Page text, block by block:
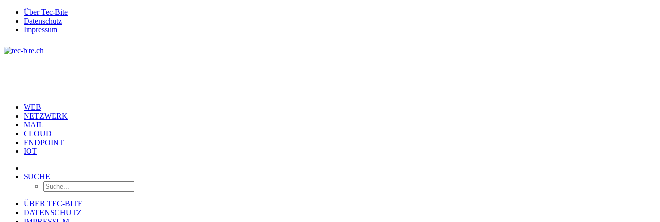
Über Tec-Bite
Datenschutz
Impressum
WEB
NETZWERK
MAIL
CLOUD
ENDPOINT
IOT
SUCHE
ÜBER TEC-BITE
DATENSCHUTZ